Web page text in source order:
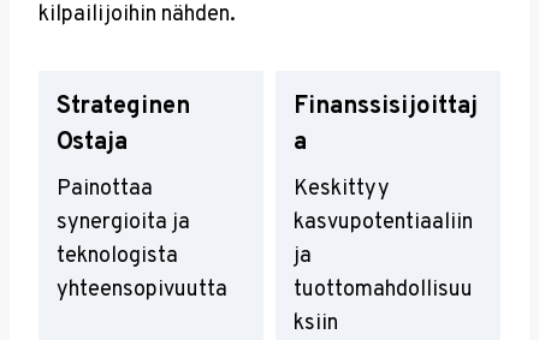
kilpailijoihin nähden.
Strateginen
Ostaja
Painottaa
synergioita ja
teknologista
yhteensopivuutta
Finanssisijoittaj
A
Keskittyy
kasvupotentiaaliin
ja
tuottomahdollisuu
ksiin